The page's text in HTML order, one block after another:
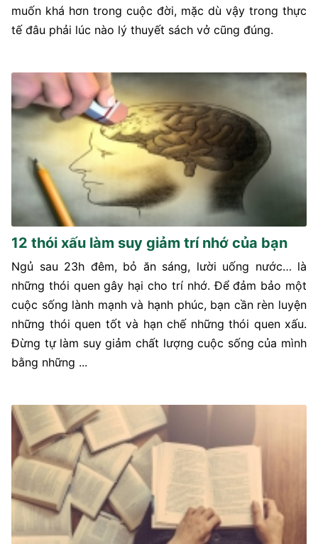
muốn khá hơn trong cuộc đời, mặc dù vậy trong thực
tế đâu phải lúc nào lý thuyết sách vở cũng đúng.
12 thói xấu làm suy giảm trí nhớ của bạn
Ngủ sau 23h đêm, bỏ ăn sáng, lười uống nước… là
những thói quen gây hại cho trí nhớ. Để đảm bảo một
cuộc sống lành mạnh và hạnh phúc, bạn cần rèn luyện
những thói quen tốt và hạn chế những thói quen xấu.
Đừng tự làm suy giảm chất lượng cuộc sống của mình
bằng những ...